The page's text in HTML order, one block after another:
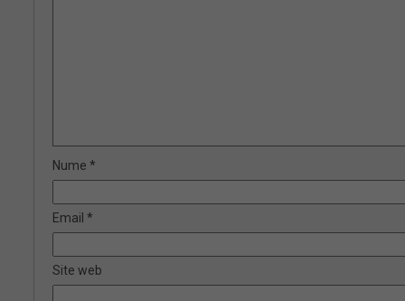
Nume *
Email *
Site web